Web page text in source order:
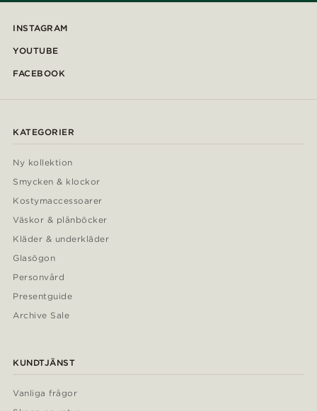
INSTAGRAM
YOUTUBE
FACEBOOK
KATEGORIER
Ny kollektion
Smycken & klockor
Kostymaccessoarer
Väskor & plånböcker
Kläder & underkläder
Glasögon
Personvård
Presentguide
Archive Sale
KUNDTJÄNST
Vanliga frågor